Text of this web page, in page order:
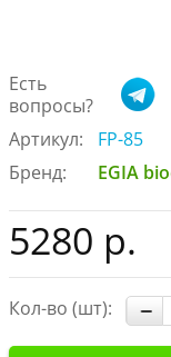
Есть
вопросы?
Артикул:
FP-85
Бренд:
EGIA
5280 р.
Кол-во (шт):